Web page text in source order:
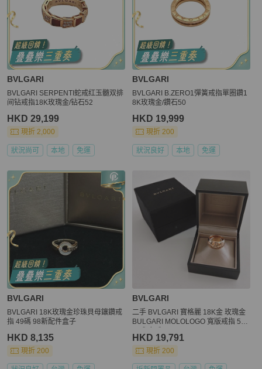
BVLGARI
BVLGARI SERPENTI蛇戒红玉髓双排
间钻戒指18K玫瑰金/钻石52
HKD 29,199
現折 2,000
狀況尚可 本地 免運
BVLGARI
BVLGARI B.ZERO1彈簧戒指單圈鑽1
8K玫瑰金/鑽石50
HKD 19,999
現折 200
狀況良好 本地 免運
BVLGARI
BVLGARI 18K玫瑰金珍珠貝母鑲鑽戒
指 49碼 98新配件盒子
HKD 8,135
現折 200
BVLGARI
二手 BVLGARI 寶格麗 18K金 玫瑰金
BULGARI MOLOLOGO 寬版戒指 53
HKD 19,791
現折 200